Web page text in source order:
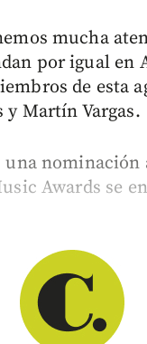
mucha
por igual en
de esta
y Martín Vargas.
Awards se